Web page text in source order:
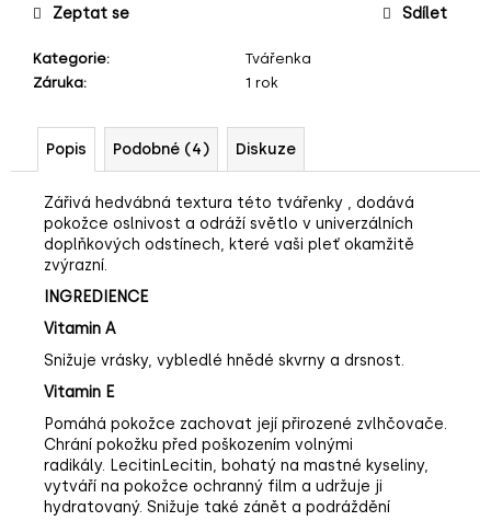
Kategorie:
Tvářenka
Záruka: 1 rok
Zeptat se Sdílet
Popis Podobné (4) Diskuze
Zářivá hedvábná textura této tvářenky , dodává
pokožce oslnivost a odráží světlo v univerzálních
doplňkových odstínech, které vaši pleť okamžitě
zvýrazní.
INGREDIENCE
Vitamin A
Snižuje vrásky, vybledlé hnědé skvrny a drsnost.
Vitamin E
Pomáhá pokožce zachovat její přirozené zvlhčovače.
Chrání pokožku před poškozením volnými
radikály. LecitinLecitin, bohatý na mastné kyseliny,
vytváří na pokožce ochranný film a udržuje ji
hydratovaný. Snižuje také zánět a podráždění
č
u
e